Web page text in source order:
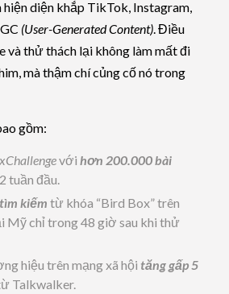
diện khắp TikTok, Instagram,
(User-Generated Content). Điều
và thử thách lại không làm mất đi
mà thậm chí củng cố nó trong
gồm:
vớihơn 200.000 bài
tuần đầu.
kiếm từ khóa “Bird Box” trên
Mỹ chỉ trong 48 giờ sau khi thử
hiệu trên mạng xã hội tăng gấp 5
Talkwalker.